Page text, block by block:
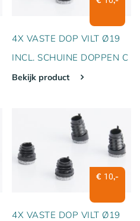
4X VASTE DOP VILT Ø19
INCL. SCHUINE DOPPEN C
Bekijk product
€ 10,-
4X VASTE DOP VILT Ø19